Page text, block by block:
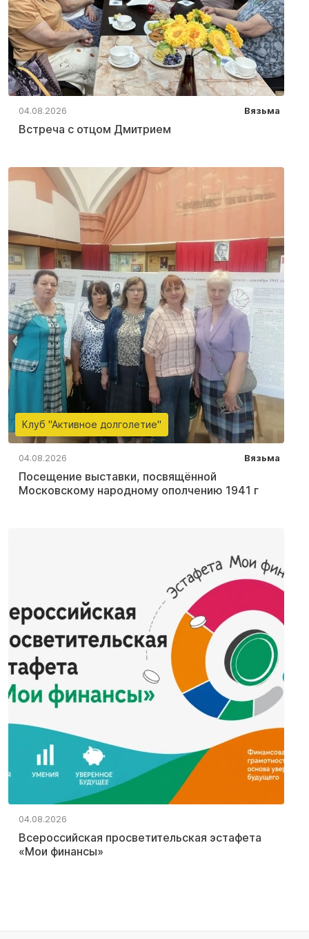
04.08.2026 Вязьма
Встреча с отцом Дмитрием
Клуб "Активное долголетие"
04.08.2026 Вязьма
Посещение выставки, посвящённой
Московскому народному ополчению 1941 г
04.08.2026
Всероссийская просветительская эстафета
«Мои финансы»